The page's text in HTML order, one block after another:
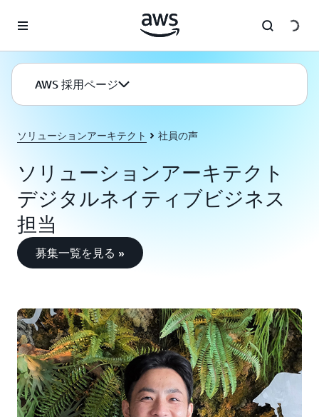
AWS 採用ページ
ソリューションアーキテクト 社員の声
ソリューションアーキテクト
デジタルネイティブビジネス
担当
募集一覧を見る »